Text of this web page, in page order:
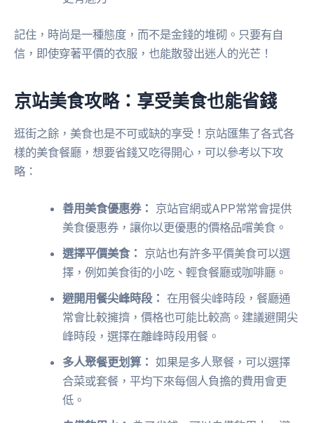
記住，時尚是一種態度，而不是金錢的堆砌。只要有自
信，即使穿著平價的衣服，也能散發出迷人的光芒！
京站美食攻略：享受美食也能省錢
逛街之餘，美食也是不可或缺的享受！京站匯集了各式各
樣的美食餐廳，想要省錢又吃得開心，可以參考以下攻
略：
善用美食優惠券： 京站官網或APP常常會提供
美食優惠券，讓你以更優惠的價格品嚐美食。
選擇平價美食： 京站也有許多平價美食可以選
擇，例如美食街的小吃、輕食餐廳或咖啡廳。
避開用餐尖峰時段： 在用餐尖峰時段，餐廳通
常會比較擁擠，價格也可能比較高。建議避開尖
峰時段，選擇在離峰時段用餐。
多人聚餐更划算： 如果是多人聚餐，可以選擇
合菜或套餐，平均下來每個人負擔的費用會更
低。